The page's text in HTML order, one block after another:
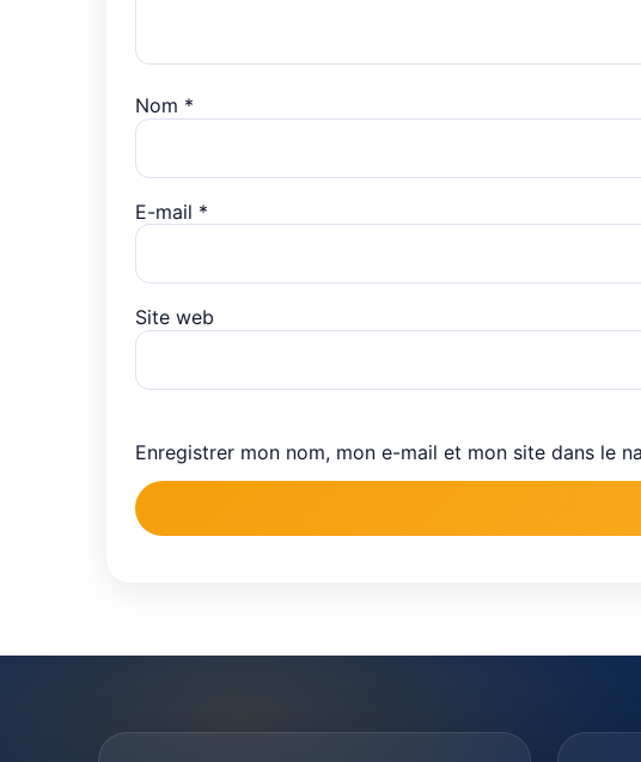
Nom *
E-mail *
Site web
Enregistrer mon nom, mon e-mail et mon site dans le